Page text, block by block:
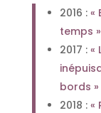
2016 : «
temps »
2017 : «
bords »
2018 : «